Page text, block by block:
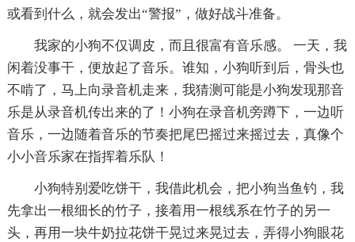
或看到什么，就会发出“警报”，做好战斗准备。
我家的小狗不仅调皮，而且很富有音乐感。 一天，我
闲着没事干，便放起了音乐。谁知，小狗听到后，骨头也
不啃了，马上向录音机走来，我猜测可能是小狗发现那音
乐是从录音机传出来的了！小狗在录音机旁蹲下，一边听
音乐，一边随着音乐的节奏把尾巴摇过来摇过去，真像个
小小音乐家在指挥着乐队！
小狗特别爱吃饼干，我借此机会，把小狗当鱼钓，我
先拿出一根细长的竹子，接着用一根线系在竹子的另一
头，再用一块牛奶拉花饼干晃过来晃过去，弄得小狗眼花